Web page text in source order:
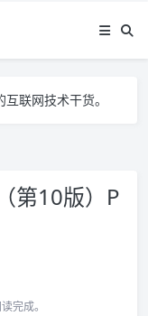
联网技术干货。
第10版）P
完成。